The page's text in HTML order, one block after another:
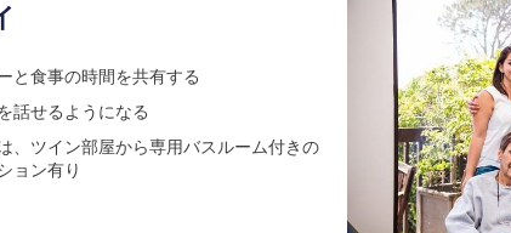
と食事の時間を共有する
話せるようになる
、ツイン部屋から専用バスルーム付きの
ョン有り